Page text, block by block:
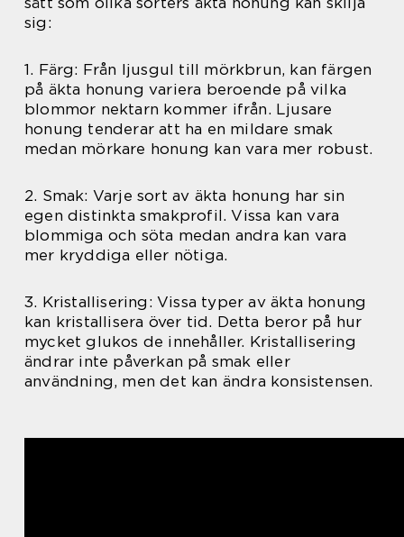
sig:
1. Färg: Från ljusgul till mörkbrun, kan färgen
på äkta honung variera beroende på vilka
blommor nektarn kommer ifrån. Ljusare
honung tenderar att ha en mildare smak
medan mörkare honung kan vara mer robust.
2. Smak: Varje sort av äkta honung har sin
egen distinkta smakprofil. Vissa kan vara
blommiga och söta medan andra kan vara
mer kryddiga eller nötiga.
3. Kristallisering: Vissa typer av äkta honung
kan kristallisera över tid. Detta beror på hur
mycket glukos de innehåller. Kristallisering
ändrar inte påverkan på smak eller
användning, men det kan ändra konsistensen.